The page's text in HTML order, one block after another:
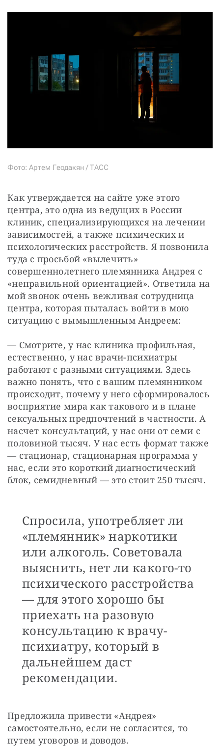
Фото: Артем Геодакян / ТАСС
Как утверждается на сайте уже этого
центра, это одна из ведущих в России
клиник, специализирующихся на лечении
зависимостей, а также психических и
психологических расстройств. Я позвонила
туда с просьбой «вылечить»
совершеннолетнего племянника Андрея с
«неправильной ориентацией». Ответила на
мой звонок очень вежливая сотрудница
центра, которая пыталась войти в мою
ситуацию с вымышленным Андреем:
— Смотрите, у нас клиника профильная,
естественно, у нас врачи-психиатры
работают с разными ситуациями. Здесь
важно понять, что с вашим племянником
происходит, почему у него сформировалось
восприятие мира как такового и в плане
сексуальных предпочтений в частности. А
насчет консультаций, у нас они от семи с
половиной тысяч. У нас есть формат также
— стационар, стационарная программа у
нас, если это короткий диагностический
блок, семидневный — это стоит 250 тысяч.
Спросила, употребляет ли
«племянник» наркотики
или алкоголь. Советовала
выяснить, нет ли какого-то
психического расстройства
— для этого хорошо бы
приехать на разовую
консультацию к врачу-
психиатру, который в
дальнейшем даст
рекомендации.
Предложила привести «Андрея»
самостоятельно, если не согласится, то
путем уговоров и доводов.